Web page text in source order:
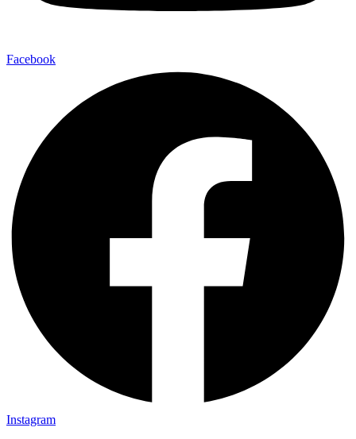
Facebook
Instagram